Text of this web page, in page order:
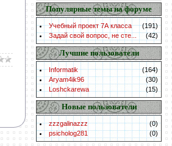
Популярные темы на форуме
Учебный проект 7А класса
(191)
Задай свой вопрос, не сте...
(42)
Лучшие пользователи
Informatik
(164)
Aryam4ik96
(30)
Loshckarewa
(15)
Новые пользователи
zzzgalinazzz
(0)
psicholog281
(0)